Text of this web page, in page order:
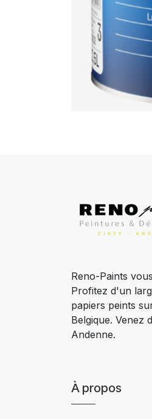
Reno-Paints
Profitez d'un
papiers peints
Belgique. Venez
Andenne.
À propos